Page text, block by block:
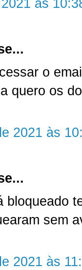
às
o
quero os
2021 às
bloqueado
sem
2021 às